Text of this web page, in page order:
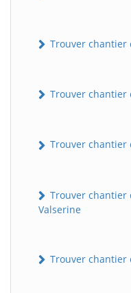
Trouver chantier
Trouver chantier
Trouver chantier
Trouver chantier
Valserine
Trouver chantier